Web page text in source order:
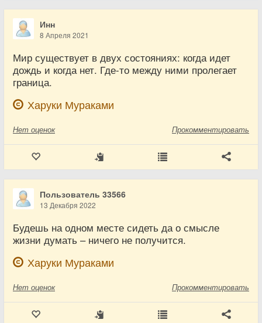
Инн
8 Апреля 2021
Мир существует в двух состояниях: когда идет
дождь и когда нет. Где-то между ними пролегает
граница.
Харуки Мураками
Нет оценок Прокомментировать
Пользователь 33566
13 Декабря 2022
Будешь на одном месте сидеть да о смысле
жизни думать – ничего не получится.
Харуки Мураками
Нет оценок Прокомментировать